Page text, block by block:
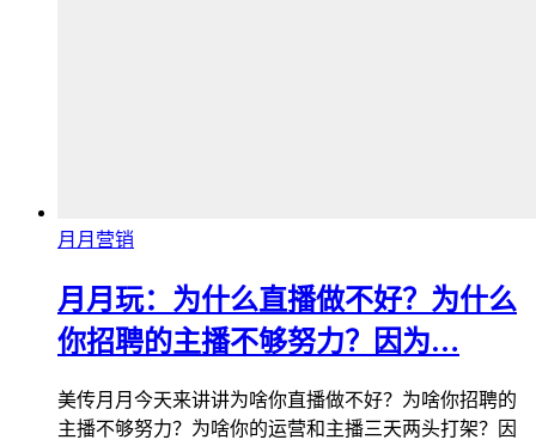
月月营销
月月玩：为什么直播做不好？为什么
你招聘的主播不够努力？因为…
美传月月今天来讲讲为啥你直播做不好？为啥你招聘的
主播不够努力？为啥你的运营和主播三天两头打架？因